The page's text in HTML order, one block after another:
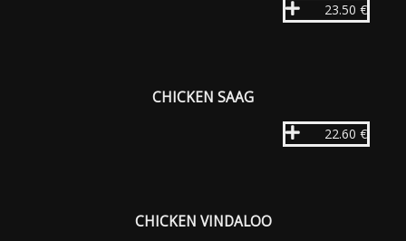
23.50 €
CHICKEN SAAG
22.60 €
CHICKEN VINDALOO